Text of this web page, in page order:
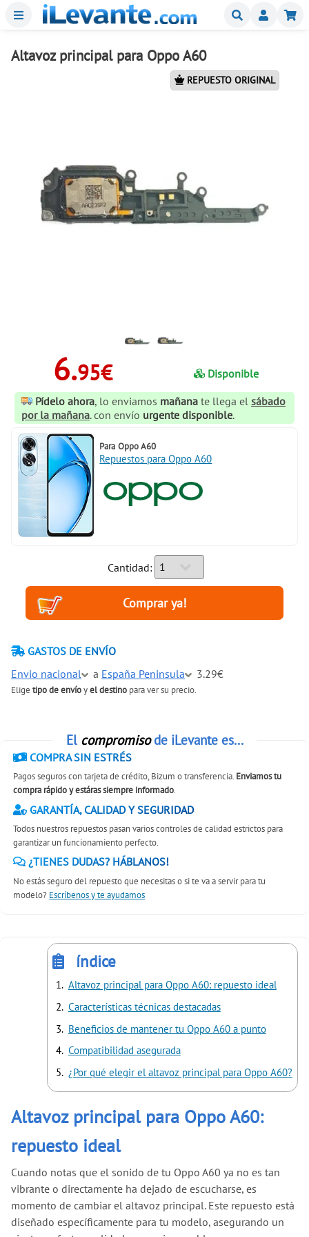
Menu Buscar
Altavoz principal para Oppo A60
REPUESTO ORIGINAL
6.95€
Disponible
Pídelo ahora, lo enviamos mañana te llega el sábado
por la mañana. con envío urgente disponible.
Para Oppo A60
Repuestos para Oppo A60
Cantidad:
GASTOS DE ENVÍO
Envio nacional
a España Peninsula 3.29€
Elige tipo de envíoyel destino para ver su precio.
El compromisode iLevante es...
COMPRA SIN ESTRÉS
Pagos seguros con tarjeta de crédito, Bizum o transferencia. Enviamos tu
compra rápido y estáras siempre informado.
GARANTÍA, CALIDAD Y SEGURIDAD
Todos nuestros repuestos pasan varios controles de calidad estrictos para
garantizar un funcionamiento perfecto.
¿TIENES DUDAS? HÁBLANOS!
No estás seguro del repuesto que necesitas o si te va a servir para tu
modelo? Escríbenos y te ayudamos
índice
Altavoz principal para Oppo A60: repuesto ideal
Características técnicas destacadas
Beneficios de mantener tu Oppo A60 a punto
Compatibilidad asegurada
¿Por qué elegir el altavoz principal para Oppo A60?
Altavoz principal para Oppo A60:
repuesto ideal
Cuando notas que el sonido de tu Oppo A60 ya no es tan
vibrante o directamente ha dejado de escucharse, es
momento de cambiar el altavoz principal. Este repuesto está
diseñado específicamente para tu modelo, asegurando un